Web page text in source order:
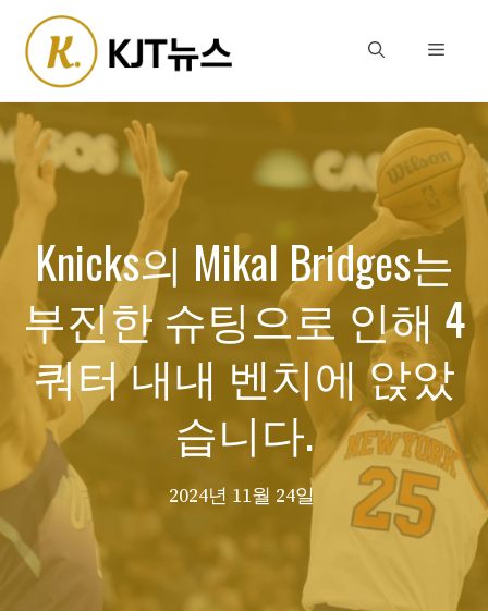
content
Menu
Knicks의 Mikal Bridges는
부진한 슈팅으로 인해 4
쿼터 내내 벤치에 앉았
습니다.
2024년 11월 24일